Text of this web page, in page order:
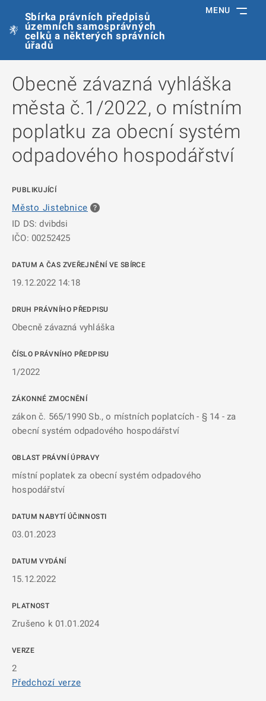
Sbírka právních předpisů
územních samosprávných
celků a některých správních
úřadů
MENU
Obecně závazná vyhláška
města č.1/2022, o místním
poplatku za obecní systém
odpadového hospodářství
PUBLIKUJÍCÍ
Město Jistebnice
ID DS: dvibdsi
IČO: 00252425
DATUM A ČAS ZVEŘEJNĚNÍ VE SBÍRCE
19.12.2022 14:18
DRUH PRÁVNÍHO PŘEDPISU
Obecně závazná vyhláška
ČÍSLO PRÁVNÍHO PŘEDPISU
1/2022
ZÁKONNÉ ZMOCNĚNÍ
zákon č. 565/1990 Sb., o místních poplatcích - § 14 - za
obecní systém odpadového hospodářství
OBLAST PRÁVNÍ ÚPRAVY
místní poplatek za obecní systém odpadového
hospodářství
DATUM NABYTÍ ÚČINNOSTI
03.01.2023
DATUM VYDÁNÍ
15.12.2022
PLATNOST
Zrušeno k 01.01.2024
VERZE
2
Předchozí verze